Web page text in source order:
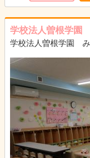
学校法人曽根学園
学校法人曽根学園 み